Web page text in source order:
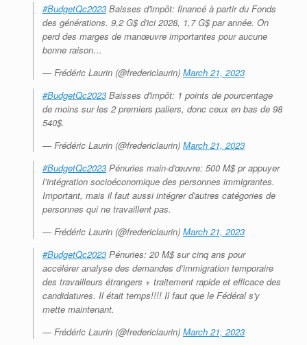
#BudgetQc2023 Baisses d'impôt: financé à partir du Fonds
des générations. 9,2 G$ d'ici 2028, 1,7 G$ par année. On
perd des marges de manœuvre importantes pour aucune
bonne raison…
— Frédéric Laurin (@fredericlaurin) March 21, 2023
#BudgetQc2023 Baisses d'impôt: 1 points de pourcentage
de moins sur les 2 premiers paliers, donc ceux en bas de 98
540$.
— Frédéric Laurin (@fredericlaurin) March 21, 2023
#BudgetQc2023 Pénuries main-d'œuvre: 500 M$ pr appuyer
l’intégration socioéconomique des personnes immigrantes.
Important, mais il faut aussi intégrer d'autres catégories de
personnes qui ne travaillent pas.
— Frédéric Laurin (@fredericlaurin) March 21, 2023
#BudgetQc2023 Pénuries: 20 M$ sur cinq ans pour
accélérer analyse des demandes d’immigration temporaire
des travailleurs étrangers + traitement rapide et efficace des
candidatures. Il était temps!!!! Il faut que le Fédéral s'y
mette maintenant.
— Frédéric Laurin (@fredericlaurin) March 21, 2023